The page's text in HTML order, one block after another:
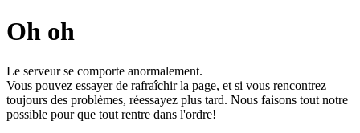
Oh oh
Le serveur se comporte anormalement.
Vous pouvez essayer de rafraîchir la page, et si vous rencontrez
toujours des problèmes, réessayez plus tard. Nous faisons tout notre
possible pour que tout rentre dans l'ordre!